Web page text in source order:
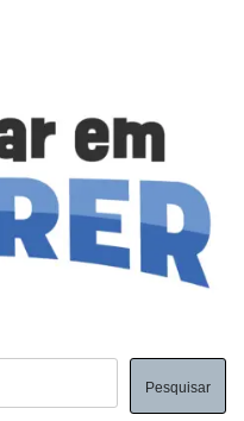
Pesquisar